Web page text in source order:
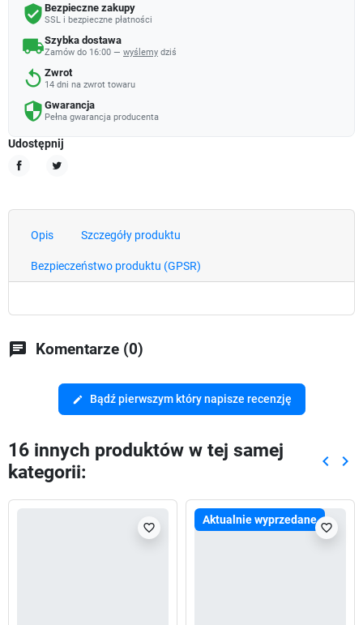
verified_user Bezpieczne zakupy
SSL i bezpieczne płatności
local_shippingSzybka dostawa
Zamów do 16:00 — wyślemy dziś
replay Zwrot
14 dni na zwrot towaru
security Gwarancja
Pełna gwarancja producenta
Udostępnij
Opis Szczegóły produktu
Bezpieczeństwo produktu (GPSR)
chat Komentarze (0)
edit Bądź pierwszym który napisze recenzję
16 innych produktów w tej samej
kategorii:
keyboard_arrow_left keyboard_arrow_right
favorite_border
Aktualnie wyprzedane
favorite_border